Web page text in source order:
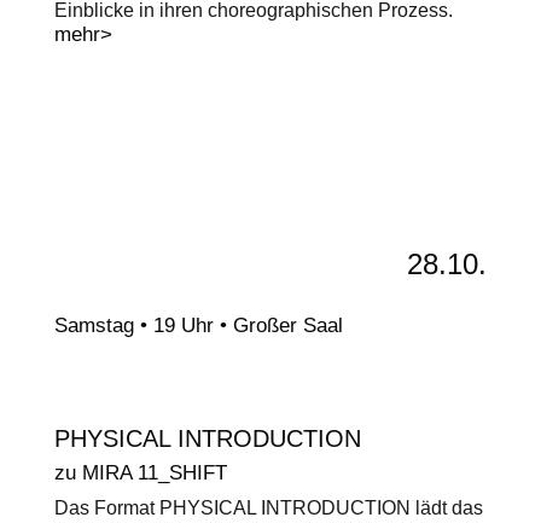
Einblicke in ihren choreographischen Prozess.
mehr>
28.10.
Samstag • 19 Uhr • Großer Saal
PHYSICAL INTRODUCTION
zu MIRA 11_SHIFT
Das Format PHYSICAL INTRODUCTION lädt das